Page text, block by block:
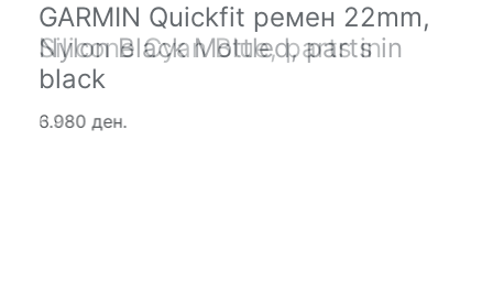
GARMIN Quickfit ремен 22mm,
Nylon Black Mottled, parts in
black
6.980 ден.
GARMIN Quickfit ремен 22mm,
Silicone Cyan Blue, parts in
black
3.080 ден.